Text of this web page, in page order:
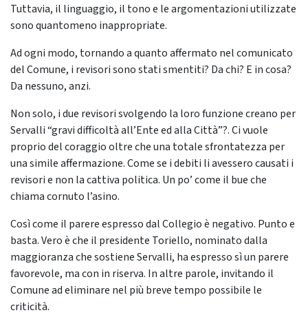
Tuttavia, il linguaggio, il tono e le argomentazioni utilizzate
sono quantomeno inappropriate.
Ad ogni modo, tornando a quanto affermato nel comunicato
del Comune, i revisori sono stati smentiti? Da chi? E in cosa?
Da nessuno, anzi.
Non solo, i due revisori svolgendo la loro funzione creano per
Servalli “gravi difficoltà all’Ente ed alla Città”?. Ci vuole
proprio del coraggio oltre che una totale sfrontatezza per
una simile affermazione. Come se i debiti li avessero causati i
revisori e non la cattiva politica. Un po’ come il bue che
chiama cornuto l’asino.
Così come il parere espresso dal Collegio è negativo. Punto e
basta. Vero è che il presidente Toriello, nominato dalla
maggioranza che sostiene Servalli, ha espresso sì un parere
favorevole, ma con in riserva. In altre parole, invitando il
Comune ad eliminare nel più breve tempo possibile le
criticità.